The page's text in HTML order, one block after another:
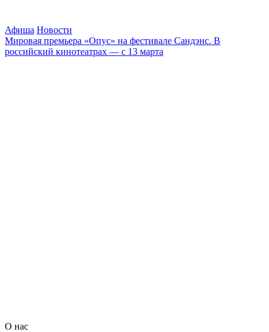
Афиша Новости
Мировая премьера «Опус» на фестивале Сандэнс. В
российский кинотеатрах — с 13 марта
О нас